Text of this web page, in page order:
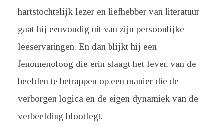
hartstochtelijk lezer en liefhebber van literatuur
gaat hij eenvoudig uit van zijn persoonlijke
leeservaringen. En dan blijkt hij een
fenomenoloog die erin slaagt het leven van de
beelden te betrappen op een manier die de
verborgen logica en de eigen dynamiek van de
verbeelding blootlegt.